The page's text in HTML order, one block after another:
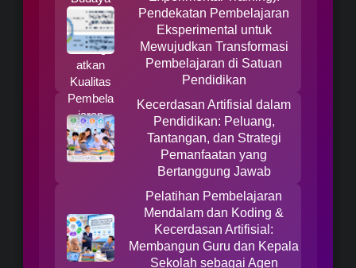
Pendekatan Pembelajaran
Eksperimental untuk
Mewujudkan Transformasi
Pembelajaran di Satuan
Pendidikan
Kecerdasan Artifisial dalam
Pendidikan: Peluang,
Tantangan, dan Strategi
Pemanfaatan yang
Bertanggung Jawab
Pelatihan Pembelajaran
Mendalam dan Koding &
Kecerdasan Artifisial:
Membangun Guru dan Kepala
Sekolah sebagai Agen